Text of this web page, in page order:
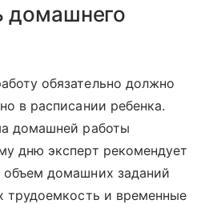
домашнего
обязательно должно
в расписании ребенка.
домашней работы
дню эксперт рекомендует
домашних заданий
трудоемкость и временные